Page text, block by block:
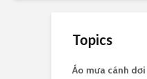
Topics
Áo mưa cánh dơi